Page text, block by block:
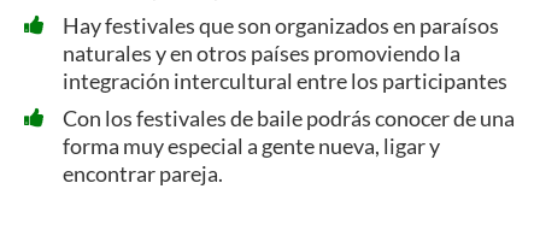
Hay festivales que son organizados en paraísos
naturales y en otros países promoviendo la
integración intercultural entre los participantes
Con los festivales de baile podrás conocer de una
forma muy especial a gente nueva, ligar y
encontrar pareja.